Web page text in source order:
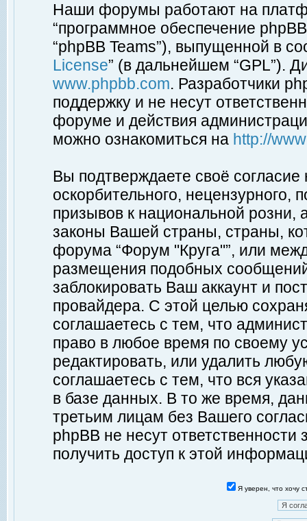
Наши форумы работают на
“программное обеспечение
“phpBB Teams”), выпущенной в
License” (в дальнейшем “GPL”).
www.phpbb.com. Разработчики
поддержку и не несут
форуме и действия
можно ознакомиться на http://
Вы подтверждаете своё
оскорбительного, нецензурного,
призывов к национальной
законы Вашей страны, страны,
форума “Форум "Круга"”, или
размещения подобных
заблокировать Ваш аккаунт и
провайдера. С этой целью
соглашаетесь с тем, что
право в любое время по своему
редактировать, или удалить
соглашаетесь с тем, что вся
в базе данных. В то же время,
третьим лицам без Вашего
phpBB не несут ответственности
получить доступ к этой
Я уверен, что хочу